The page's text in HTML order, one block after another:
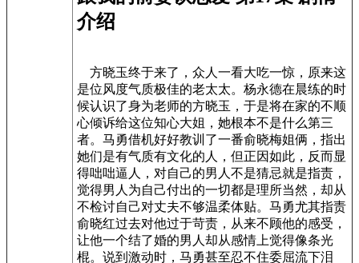
介绍
方晓玉终于来了，众人一看大吃一惊，原来这
是位风度气质极佳的老太太。杨永德在晨练的时
候认识了身为老师的方晓玉，于是将在家的不顺
心倾诉给这位知心大姐，她根本不是什么第三
者。马勇借机好好教训了一番俞晓梅姐俩，指出
她们是有气质有文化的人，但正因如此，反而显
得咄咄逼人，对自己的男人不是猜忌就是指责，
觉得男人为自己付出的一切都是理所当然，却从
不检讨自己对丈夫不够温柔体贴。马勇尤其指责
俞晓红过去对他过于苛责，从来不顾他的感受，
让他一个结了婚的男人却从感情上觉得像条光
棍。说到激动时，马勇甚至忍不住委屈流下泪